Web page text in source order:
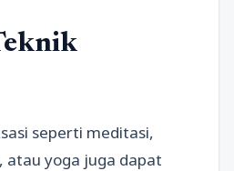
seperti meditasi,
atau yoga juga dapat